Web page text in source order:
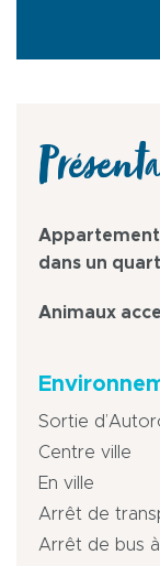
dans un
Animaux
Sortie
Centre ville
En ville
Arrêt de
Arrêt de bus